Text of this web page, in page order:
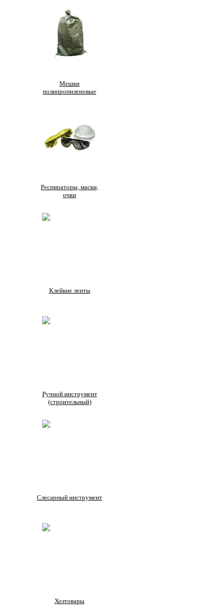
Мешки
полипропиленовые
Респираторы, маски,
очки
Клейкие ленты
Ручной инструмент
(строительный)
Слесарный инструмент
Хозтовары